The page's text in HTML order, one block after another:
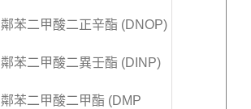
鄰苯二甲酸二正辛酯 (DNOP)
鄰苯二甲酸二異壬酯 (DINP)
鄰苯二甲酸二甲酯 (DMP